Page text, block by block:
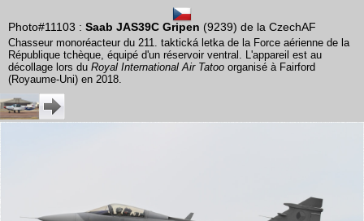
Photo#11103 : Saab JAS39C Gripen (9239) de la CzechAF
Chasseur monoréacteur du 211. taktická letka de la Force aérienne de la
République tchèque, équipé d'un réservoir ventral. L'appareil est au
décollage lors du Royal International Air Tatoo organisé à Fairford
(Royaume-Uni) en 2018.